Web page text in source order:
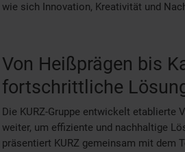
wie sich Innovation, Kreativität und
Von Heißprägen bis
fortschrittliche
Die KURZ-Gruppe entwickelt etablierte
weiter, um effiziente und nachhaltige
präsentiert KURZ gemeinsam mit dem